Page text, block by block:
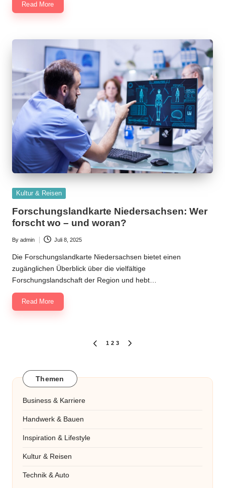
Read More
Posted
Kultur & Reisen
Forschungslandkarte Niedersachsen: Wer
forscht wo – und woran?
Posted
by
By admin Juli 8, 2025
Die Forschungslandkarte Niedersachsen bietet einen
zugänglichen Überblick über die vielfältige
Forschungslandschaft der Region und hebt…
Read More
Seitennummerierung
Beiträge
PREVIOUS
1 2 3
Themen
Business & Karriere
Handwerk & Bauen
Inspiration & Lifestyle
Kultur & Reisen
Technik & Auto